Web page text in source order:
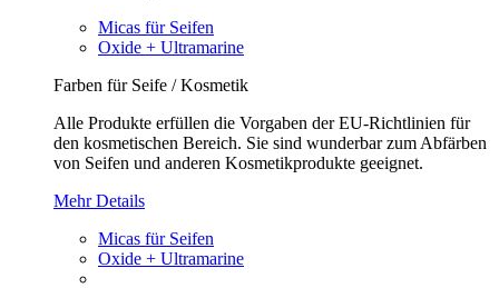
Micas für Seifen
Oxide + Ultramarine
Farben für Seife / Kosmetik
Alle Produkte erfüllen die Vorgaben der EU-Richtlinien für
den kosmetischen Bereich. Sie sind wunderbar zum Abfärben
von Seifen und anderen Kosmetikprodukte geeignet.
Mehr Details
Micas für Seifen
Oxide + Ultramarine